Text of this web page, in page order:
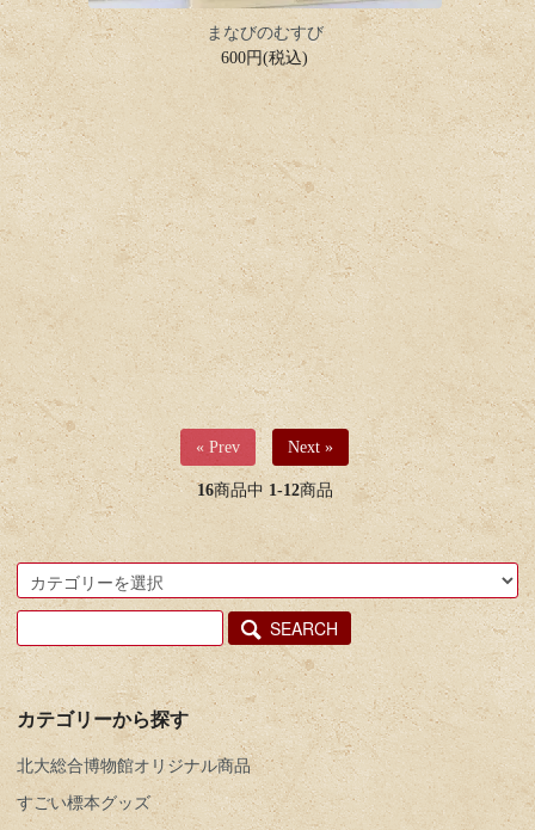
まなびのむすび
600円(税込)
« Prev Next »
16商品中 1-12商品
SEARCH
カテゴリーから探す
北大総合博物館オリジナル商品
すごい標本グッズ